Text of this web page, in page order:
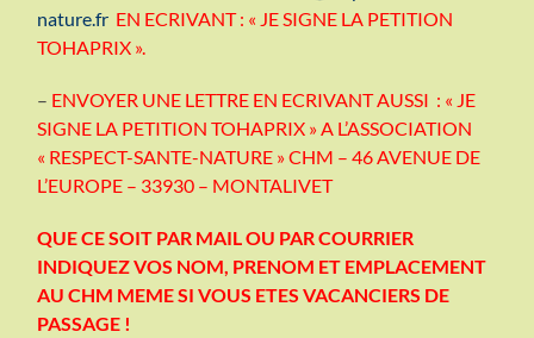
nature.fr EN ECRIVANT : « JE SIGNE LA PETITION
TOHAPRIX ».
– ENVOYER UNE LETTRE EN ECRIVANT AUSSI : « JE
SIGNE LA PETITION TOHAPRIX » A L’ASSOCIATION
« RESPECT-SANTE-NATURE » CHM – 46 AVENUE DE
L’EUROPE – 33930 – MONTALIVET
QUE CE SOIT PAR MAIL OU PAR COURRIER
INDIQUEZ VOS NOM, PRENOM ET EMPLACEMENT
AU CHM MEME SI VOUS ETES VACANCIERS DE
PASSAGE !